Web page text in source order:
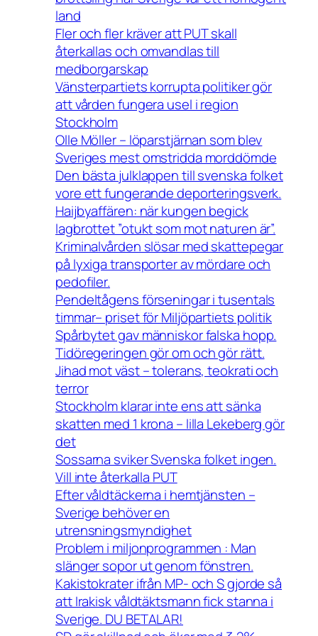
land
Fler och fler kräver att PUT skall
återkallas och omvandlas till
medborgarskap
Vänsterpartiets korrupta politiker gör
att vården fungera usel i region
Stockholm
Olle Möller – löparstjärnan som blev
Sveriges mest omstridda morddömde
Den bästa julklappen till svenska folket
vore ett fungerande deporteringsverk.
Haijbyaffären: när kungen begick
lagbrottet ”otukt som mot naturen är”.
Kriminalvården slösar med skattepegar
på lyxiga transporter av mördare och
pedofiler.
Pendeltågens förseningar i tusentals
timmar– priset för Miljöpartiets politik
Spårbytet gav människor falska hopp.
Tidöregeringen gör om och gör rätt.
Jihad mot väst – tolerans, teokrati och
terror
Stockholm klarar inte ens att sänka
skatten med 1 krona – lilla Lekeberg gör
det
Sossarna sviker Svenska folket ingen.
Vill inte återkalla PUT
Efter våldtäckerna i hemtjänsten –
Sverige behöver en
utrensningsmyndighet
Problem i miljonprogrammen : Man
slänger sopor ut genom fönstren.
Kakistokrater ifrån MP- och S gjorde så
att Irakisk våldtäktsmann fick stanna i
Sverige. DU BETALAR!